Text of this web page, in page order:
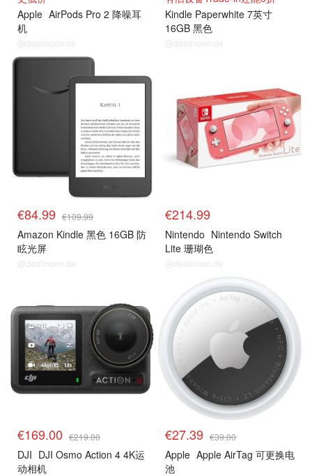
Apple AirPods Pro 2 降噪耳
机
@dealmoon.de
Kindle Paperwhite 7英寸
16GB 黑色
@dealmoon.de
€84.99 €109.99
Amazon Kindle 黑色 16GB 防
眩光屏
@dealmoon.de
€214.99
Nintendo Nintendo Switch
Lite 珊瑚色
@dealmoon.de
€169.00 €219.00
DJI DJI Osmo Action 4 4K运
动相机
€27.39 €39.00
Apple Apple AirTag 可更换电
池